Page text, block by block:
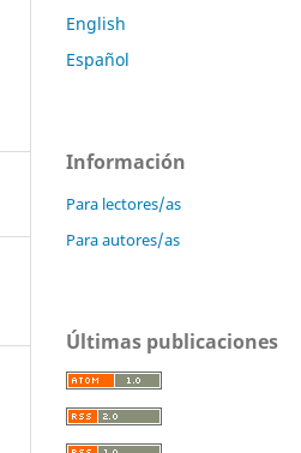
English
Español
Información
Para lectores/as
Para autores/as
Últimas publicaciones